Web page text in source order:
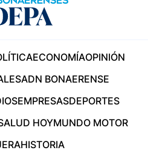
ECONOMÍAOPINIÓN
ADN BONAERENSE
EMPRESASDEPORTES
HOYMUNDO MOTOR
HISTORIA